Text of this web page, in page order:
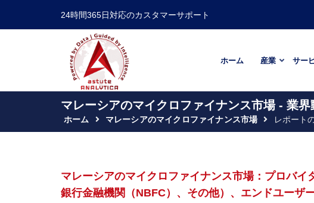
24時間365日対応のカスタマーサポート
ホーム 産業 サー
マレーシアのマイクロファイナンス市場 - 業
ホーム マレーシアのマイクロファイナンス市場 レポート
マレーシアのマイクロファイナンス市場：プロバ
銀行金融機関（NBFC）、その他）、エンドユーザ